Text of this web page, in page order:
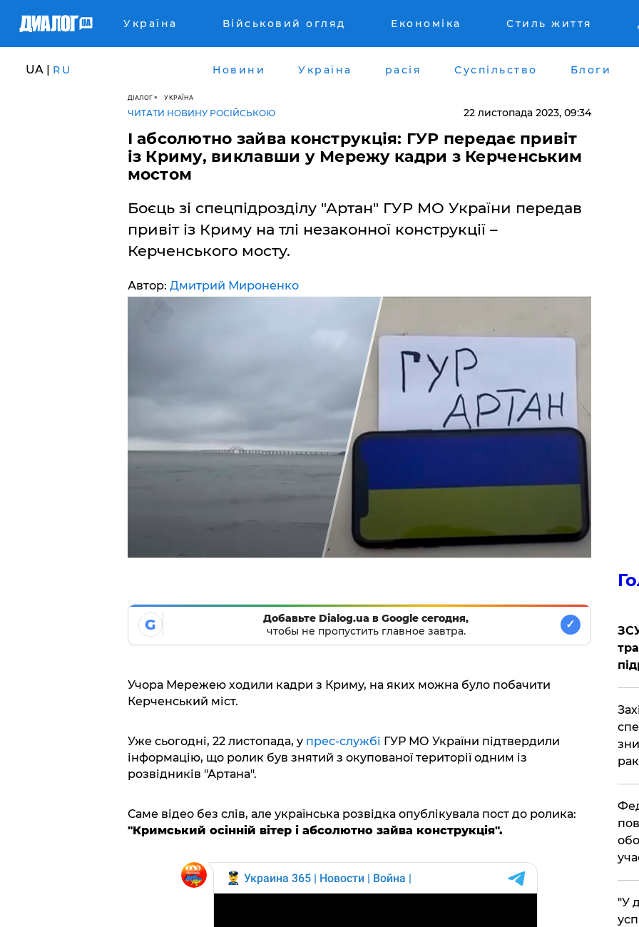
Україна Військовий огляд Економіка Стиль життя
UA | RU Новини Україна расія Суспільство Блоги
ДІАЛОГ УКРАЇНА
ЧИТАТИ НОВИНУ РОСІЙСЬКОЮ 22 листопада 2023, 09:34
І абсолютно зайва конструкція: ГУР передає привіт
із Криму, виклавши у Мережу кадри з Керченським
мостом
Боєць зі спецпідрозділу "Артан" ГУР МО України передав
привіт із Криму на тлі незаконної конструкції –
Керченського мосту.
Автор: Дмитрий Мироненко
G
Добавьте Dialog.ua в Google сегодня,
чтобы не пропустить главное завтра.
✓
Учора Мережею ходили кадри з Криму, на яких можна було побачити
Керченський міст.
Уже сьогодні, 22 листопада, у прес-службі ГУР МО України підтвердили
інформацію, що ролик був знятий з окупованої території одним із
розвідників "Артана".
Саме відео без слів, але українська розвідка опублікувала пост до ролика:
"Кримський осінній вітер і абсолютно зайва конструкція".
​"У